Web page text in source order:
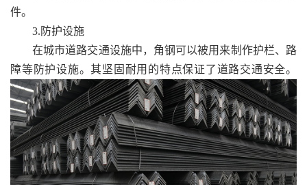
件。
3.防护设施
在城市道路交通设施中，角钢可以被用来制作护栏、路
障等防护设施。其坚固耐用的特点保证了道路交通安全。